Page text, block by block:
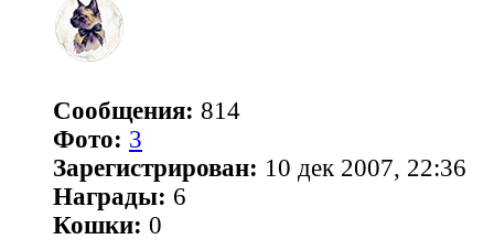
Сообщения: 814
Фото: 3
Зарегистрирован: 10 дек 2007, 22:36
Награды: 6
Кошки: 0